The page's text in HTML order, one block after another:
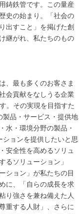
鋳鉄管です。この量産
史の始まり。「社会の
出すこと」を掲げた創
継がれ、私たちのもの
、最も多くのお客さま
会貢献をなしうる企業
。その実現を目指すた
品・サービス・提供地
水・環境分野の製品・
ョンを提供したいと思
安全性を高めるソリュ
るソリューション」
ション」が私たちの目
に、「自らの成長を求
り強さを兼ね備えた人
重する人財」、さらに